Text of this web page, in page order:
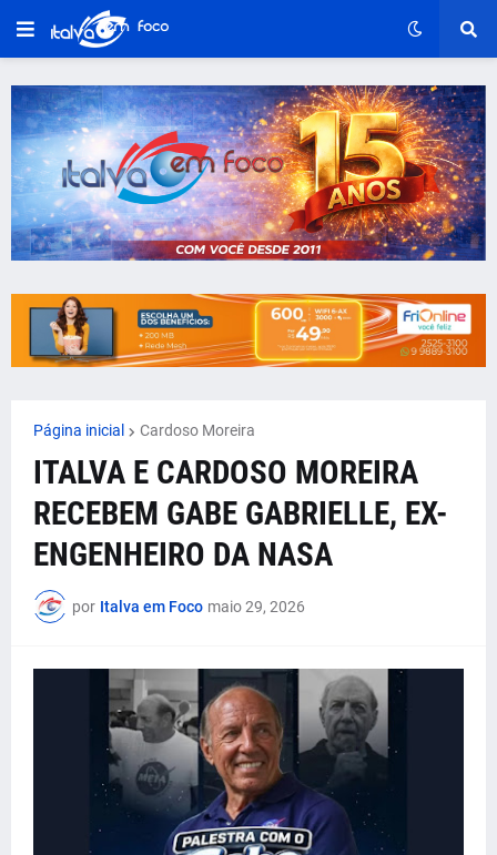
Página inicial Cardoso Moreira
ITALVA E CARDOSO MOREIRA
RECEBEM GABE GABRIELLE, EX-
ENGENHEIRO DA NASA
por Italva em Foco maio 29, 2026